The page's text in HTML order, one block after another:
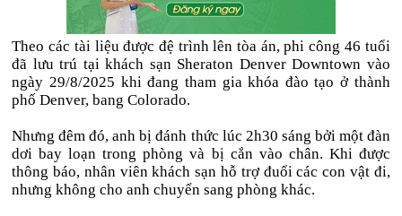
Theo các tài liệu được đệ trình lên tòa án, phi công 46 tuổi
đã lưu trú tại khách sạn Sheraton Denver Downtown vào
ngày 29/8/2025 khi đang tham gia khóa đào tạo ở thành
phố Denver, bang Colorado.
Nhưng đêm đó, anh bị đánh thức lúc 2h30 sáng bởi một đàn
dơi bay loạn trong phòng và bị cắn vào chân. Khi được
thông báo, nhân viên khách sạn hỗ trợ đuổi các con vật đi,
nhưng không cho anh chuyển sang phòng khác.